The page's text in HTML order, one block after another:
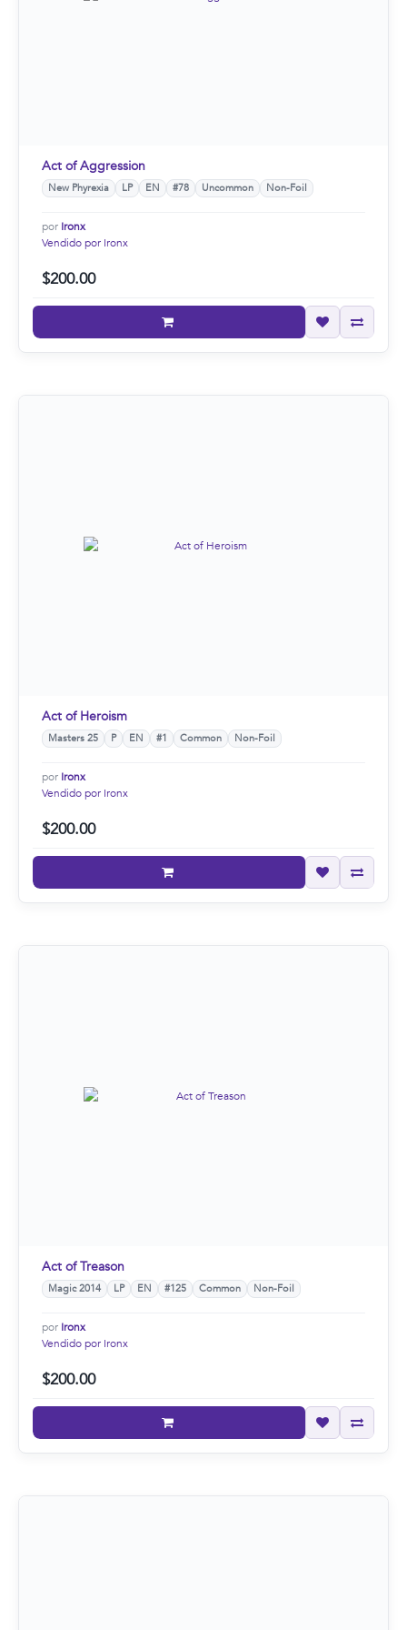
Act of Aggression
New Phyrexia LP EN #78 Uncommon Non-Foil
por Ironx
Vendido por Ironx
$200.00
Act of Heroism
Masters 25 P EN #1 Common Non-Foil
por Ironx
Vendido por Ironx
$200.00
Act of Treason
Magic 2014 LP EN #125 Common Non-Foil
por Ironx
Vendido por Ironx
$200.00